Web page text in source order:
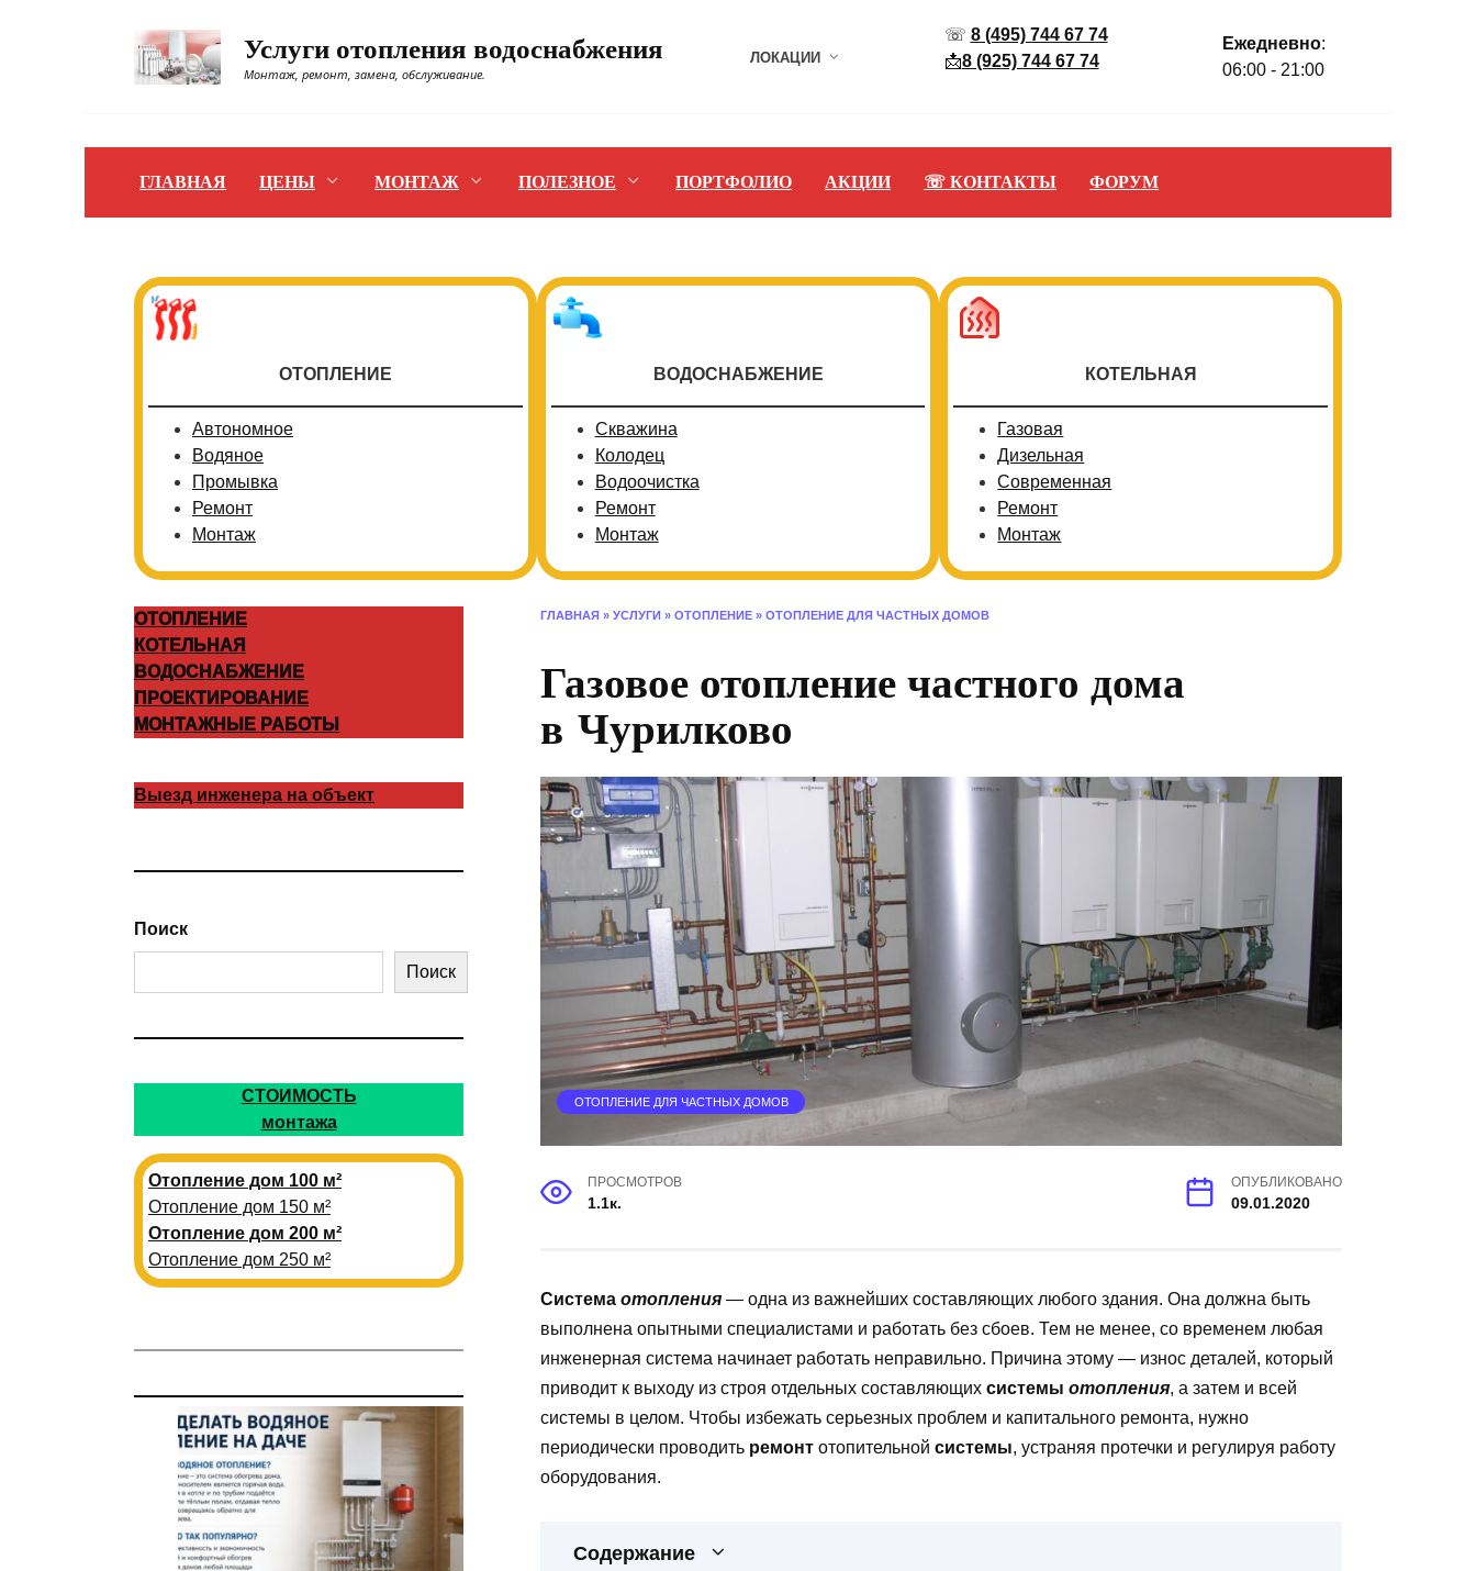
Услуги отопления водоснабжения
Монтаж, ремонт, замена, обслуживание.
ЛОКАЦИИ
☏ 8 (495) 744 67 74
📩8 (925) 744 67 74
Ежедневно:
06:00 - 21:00
ГЛАВНАЯ ЦЕНЫ МОНТАЖ ПОЛЕЗНОЕ ПОРТФОЛИО АКЦИИ ☏ КОНТАКТЫ ФОРУМ
ОТОПЛЕНИЕ
Автономное
Водяное
Промывка
Ремонт
Монтаж
ВОДОСНАБЖЕНИЕ
Скважина
Колодец
Водоочистка
Ремонт
Монтаж
КОТЕЛЬНАЯ
Газовая
Дизельная
Современная
Ремонт
Монтаж
ГЛАВНАЯ » УСЛУГИ » ОТОПЛЕНИЕ » ОТОПЛЕНИЕ ДЛЯ ЧАСТНЫХ ДОМОВ
Газовое отопление частного дома
в Чурилково
ОТОПЛЕНИЕ ДЛЯ ЧАСТНЫХ ДОМОВ
ПРОСМОТРОВ
1.1к.
ОПУБЛИКОВАНО
09.01.2020
Система отопления — одна из важнейших составляющих любого здания. Она должна быть
выполнена опытными специалистами и работать без сбоев. Тем не менее, со временем любая
инженерная система начинает работать неправильно. Причина этому — износ деталей, который
приводит к выходу из строя отдельных составляющих системы отопления, а затем и всей
системы в целом. Чтобы избежать серьезных проблем и капитального ремонта, нужно
периодически проводить ремонт отопительной системы, устраняя протечки и регулируя работу
оборудования.
Содержание
ОТОПЛЕНИЕ
КОТЕЛЬНАЯ
ВОДОСНАБЖЕНИЕ
ПРОЕКТИРОВАНИЕ
МОНТАЖНЫЕ РАБОТЫ
Выезд инженера на объект
Поиск
Поиск
СТОИМОСТЬ
монтажа
Отопление дом 100 м²
Отопление дом 150 м²
Отопление дом 200 м²
Отопление дом 250 м²